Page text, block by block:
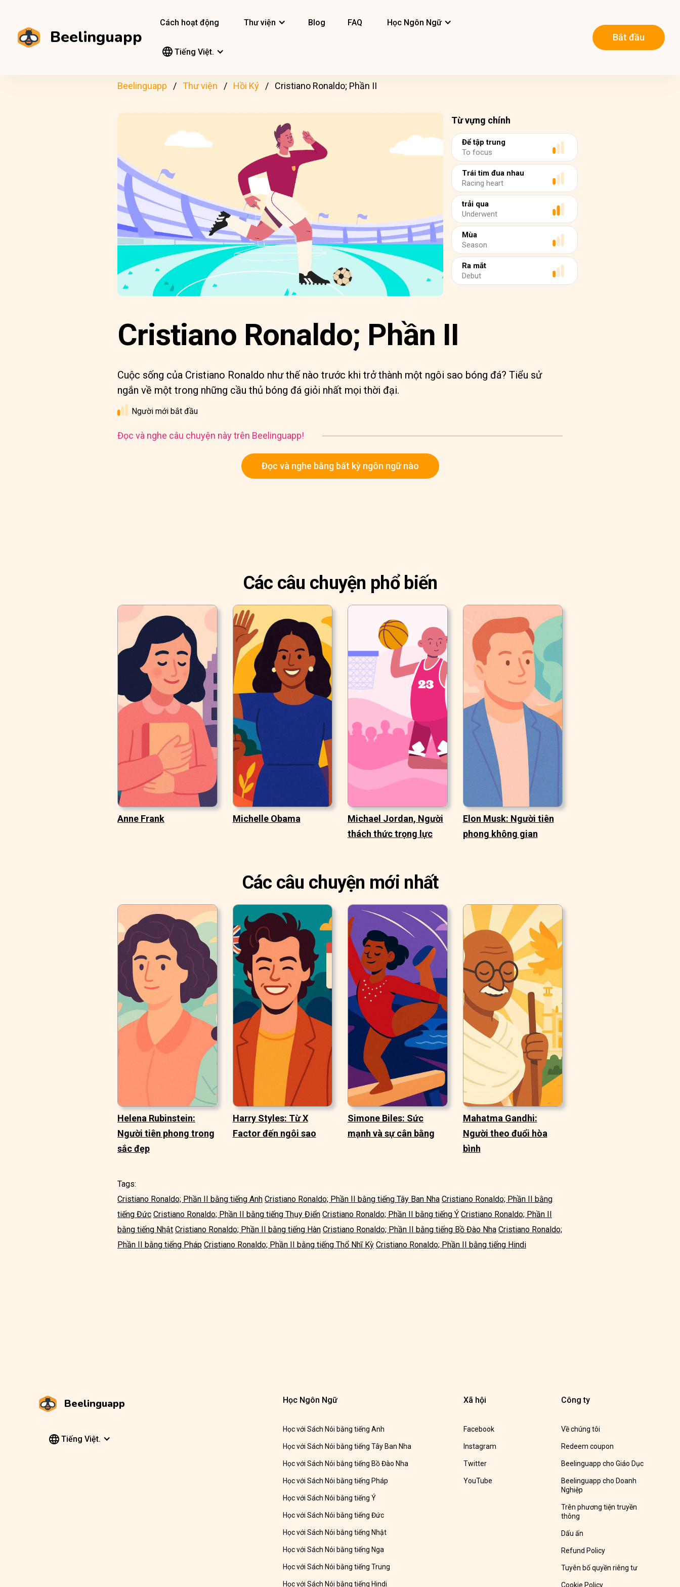
Beelinguapp
Cách hoạt động Thư viện Blog FAQ Học Ngôn Ngữ
Tiếng Việt.
Bắt đầu
Beelinguapp Thư viện Hồi Ký Cristiano Ronaldo; Phần II
Từ vựng chính
Để tập trung
To focus
Trái tim đua nhau
Racing heart
trải qua
Underwent
Mùa
Season
Ra mắt
Debut
Cristiano Ronaldo; Phần II
Cuộc sống của Cristiano Ronaldo như thế nào trước khi trở thành một ngôi sao bóng đá? Tiểu sử
ngắn về một trong những cầu thủ bóng đá giỏi nhất mọi thời đại.
Người mới bắt đầu
Đọc và nghe câu chuyện này trên Beelinguapp!
Đọc và nghe bằng bất kỳ ngôn ngữ nào
Các câu chuyện phổ biến
Anne Frank Michelle Obama
Michael Jordan, Người
thách thức trọng lực
Elon Musk: Người tiên
phong không gian
Các câu chuyện mới nhất
Helena Rubinstein:
Người tiên phong trong
sắc đẹp
Harry Styles: Từ X
Factor đến ngôi sao
Simone Biles: Sức
mạnh và sự cân bằng
Mahatma Gandhi:
Người theo đuổi hòa
bình
Tags:
Cristiano Ronaldo; Phần II bằng tiếng Anh Cristiano Ronaldo; Phần II bằng tiếng Tây Ban Nha Cristiano Ronaldo; Phần II bằng
tiếng Đức Cristiano Ronaldo; Phần II bằng tiếng Thụy Điển Cristiano Ronaldo; Phần II bằng tiếng Ý Cristiano Ronaldo; Phần II
bằng tiếng Nhật Cristiano Ronaldo; Phần II bằng tiếng Hàn Cristiano Ronaldo; Phần II bằng tiếng Bồ Đào Nha Cristiano Ronaldo;
Phần II bằng tiếng Pháp Cristiano Ronaldo; Phần II bằng tiếng Thổ Nhĩ Kỳ Cristiano Ronaldo; Phần II bằng tiếng Hindi
Beelinguapp
Tiếng Việt.
Học Ngôn Ngữ
Học với Sách Nói bằng tiếng Anh
Học với Sách Nói bằng tiếng Tây Ban Nha
Học với Sách Nói bằng tiếng Bồ Đào Nha
Học với Sách Nói bằng tiếng Pháp
Học với Sách Nói bằng tiếng Ý
Học với Sách Nói bằng tiếng Đức
Học với Sách Nói bằng tiếng Nhật
Học với Sách Nói bằng tiếng Nga
Học với Sách Nói bằng tiếng Trung
Học với Sách Nói bằng tiếng Hindi
Xã hội
Facebook
Instagram
Twitter
YouTube
Công ty
Về chúng tôi
Redeem coupon
Beelinguapp cho Giáo Dục
Beelinguapp cho Doanh
Nghiệp
Trên phương tiện truyền
thông
Dấu ấn
Refund Policy
Tuyên bố quyền riêng tư
Cookie Policy